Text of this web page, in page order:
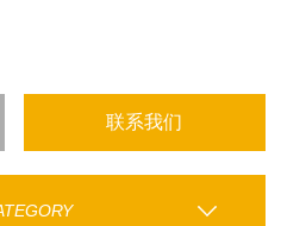
指示灯闪烁；
联系我们